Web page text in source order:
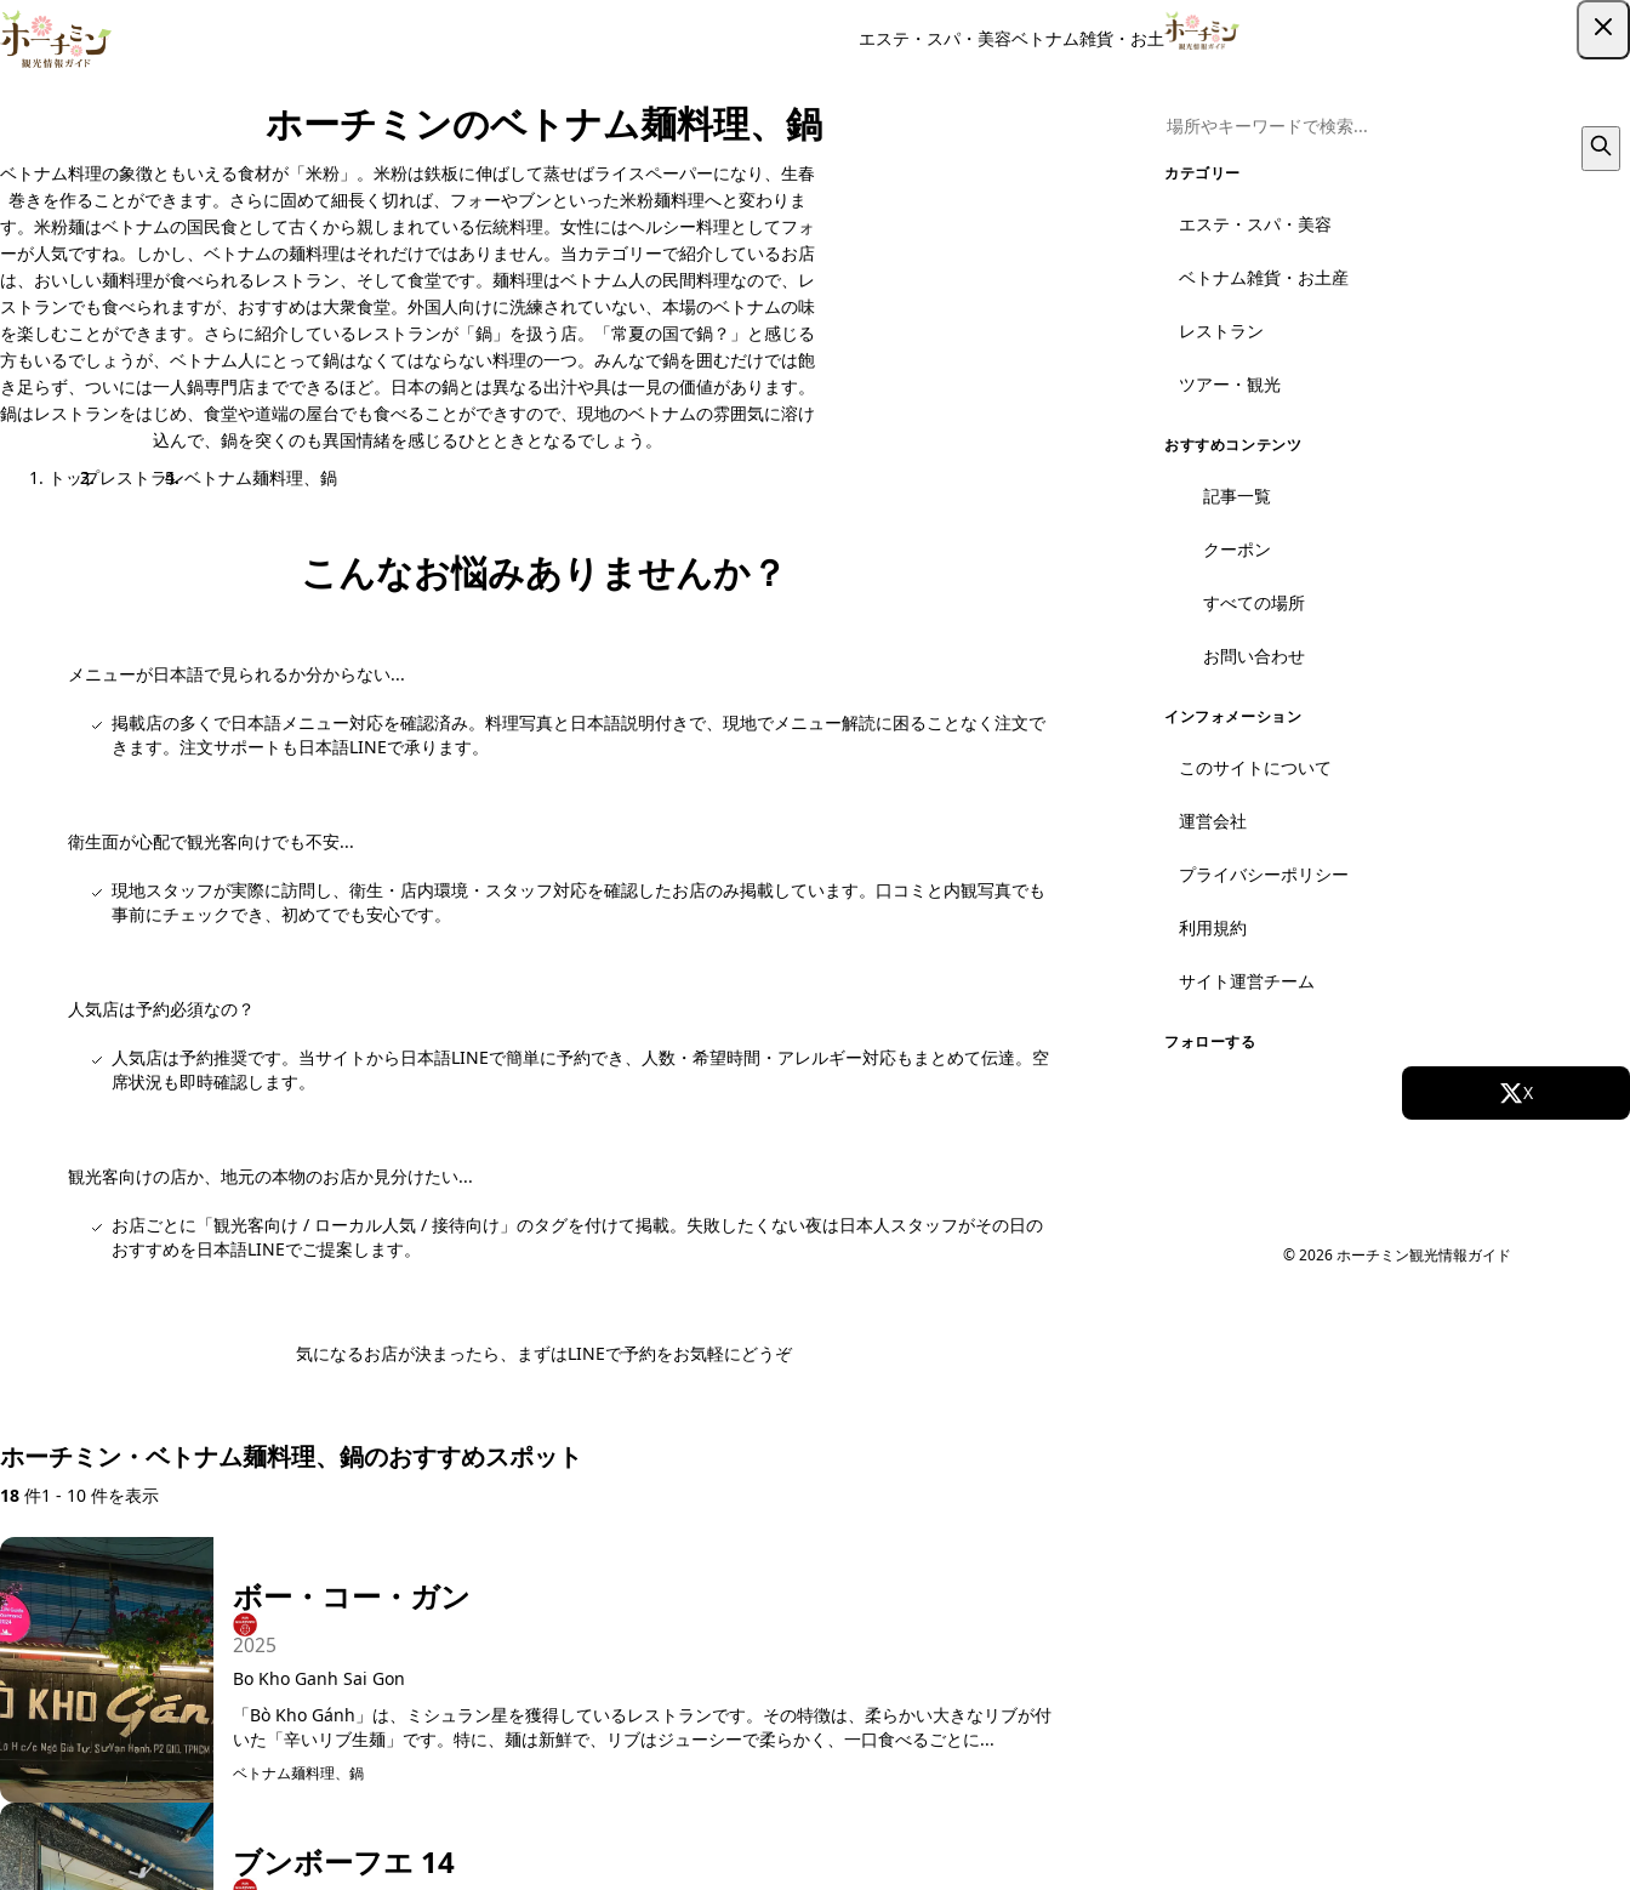
エステ・スパ・美容ベトナム雑貨・お土産レストラン
カテゴリー
エステ・スパ・美容
ベトナム雑貨・お土産
レストラン
ツアー・観光
おすすめコンテンツ
記事一覧
クーポン
すべての場所
お問い合わせ
インフォメーション
このサイトについて
運営会社
プライバシーポリシー
利用規約
サイト運営チーム
フォローする
X
© 2026 ホーチミン観光情報ガイド
ホーチミンのベトナム麺料理、鍋
ベトナム料理の象徴ともいえる食材が「米粉」。米粉は鉄板に伸ばして蒸せばライスペーパーになり、生春
巻きを作ることができます。さらに固めて細長く切れば、フォーやブンといった米粉麺料理へと変わりま
す。米粉麺はベトナムの国民食として古くから親しまれている伝統料理。女性にはヘルシー料理としてフォ
ーが人気ですね。しかし、ベトナムの麺料理はそれだけではありません。当カテゴリーで紹介しているお店
は、おいしい麺料理が食べられるレストラン、そして食堂です。麺料理はベトナム人の民間料理なので、レ
ストランでも食べられますが、おすすめは大衆食堂。外国人向けに洗練されていない、本場のベトナムの味
を楽しむことができます。さらに紹介しているレストランが「鍋」を扱う店。「常夏の国で鍋？」と感じる
方もいるでしょうが、ベトナム人にとって鍋はなくてはならない料理の一つ。みんなで鍋を囲むだけでは飽
き足らず、ついには一人鍋専門店までできるほど。日本の鍋とは異なる出汁や具は一見の価値があります。
鍋はレストランをはじめ、食堂や道端の屋台でも食べることができすので、現地のベトナムの雰囲気に溶け
込んで、鍋を突くのも異国情緒を感じるひとときとなるでしょう。
トップレストランベトナム麺料理、鍋
こんなお悩みありませんか？
メニューが日本語で見られるか分からない...
掲載店の多くで日本語メニュー対応を確認済み。料理写真と日本語説明付きで、現地でメニュー解読に困ることなく注文で
きます。注文サポートも日本語LINEで承ります。
衛生面が心配で観光客向けでも不安...
現地スタッフが実際に訪問し、衛生・店内環境・スタッフ対応を確認したお店のみ掲載しています。口コミと内観写真でも
事前にチェックでき、初めてでも安心です。
人気店は予約必須なの？
人気店は予約推奨です。当サイトから日本語LINEで簡単に予約でき、人数・希望時間・アレルギー対応もまとめて伝達。空
席状況も即時確認します。
観光客向けの店か、地元の本物のお店か見分けたい...
お店ごとに「観光客向け / ローカル人気 / 接待向け」のタグを付けて掲載。失敗したくない夜は日本人スタッフがその日の
おすすめを日本語LINEでご提案します。
気になるお店が決まったら、まずはLINEで予約をお気軽にどうぞ
ホーチミン・ベトナム麺料理、鍋のおすすめスポット
18 件1 - 10 件を表示
ボー・コー・ガン
2025
Bo Kho Ganh Sai Gon
「Bò Kho Gánh」は、ミシュラン星を獲得しているレストランです。その特徴は、柔らかい大きなリブが付
いた「辛いリブ生麺」です。特に、麺は新鮮で、リブはジューシーで柔らかく、一口食べるごとに...
ベトナム麺料理、鍋
ブンボーフエ 14